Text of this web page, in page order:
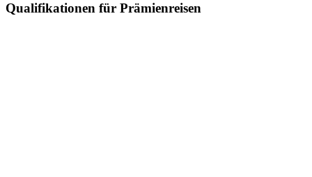
Qualifikationen für Prämienreisen